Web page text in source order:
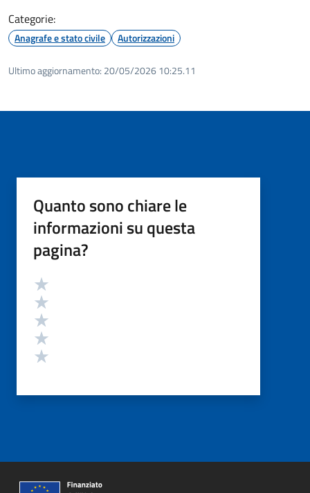
Categorie:
Anagrafe e stato civile Autorizzazioni
Ultimo aggiornamento: 20/05/2026 10:25.11
Quanto sono chiare le
informazioni su questa
pagina?
Valutazione